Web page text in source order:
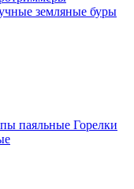
земляные буры
Горелки